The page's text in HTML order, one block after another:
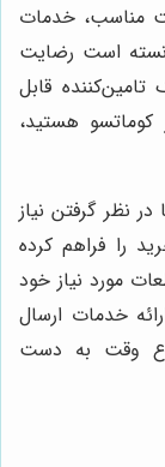
مناسب، خدمات
است رضایت
قابل
هستید،
در نظر گرفتن نیاز
را فراهم کرده
مورد نیاز خود
خدمات ارسال
وقت به دست